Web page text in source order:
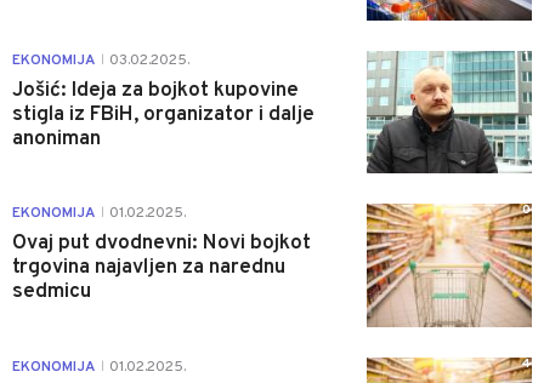
EKONOMIJA 03.02.2025.
Јošić: Ideja za bojkot kupovine
stigla iz FBiH, organizator i dalje
anoniman
1
EKONOMIJA 01.02.2025.
Ovaj put dvodnevni: Novi bojkot
trgovina najavljen za narednu
sedmicu
0
EKONOMIJA 01.02.2025. 4